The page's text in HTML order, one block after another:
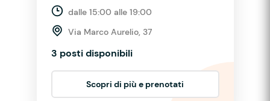
dalle 15:00 alle 19:00
Via Marco Aurelio, 37
3 posti disponibili
Scopri di più e prenotati